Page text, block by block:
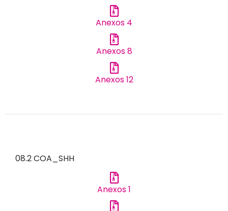
Anexos 4
Anexos 8
Anexos 12
08.2 COA_SHH
Anexos 1